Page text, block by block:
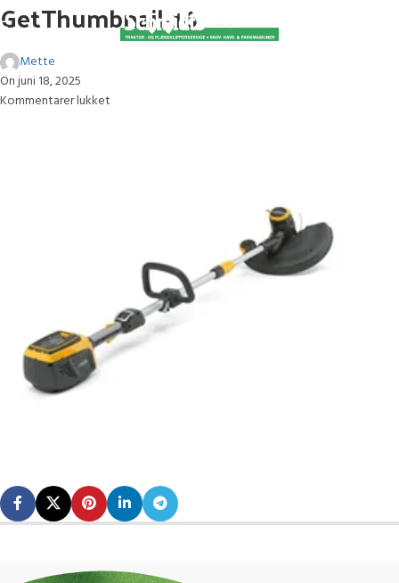
GetThumbnail-16
Mette
On juni 18, 2025
Kommentarer lukket